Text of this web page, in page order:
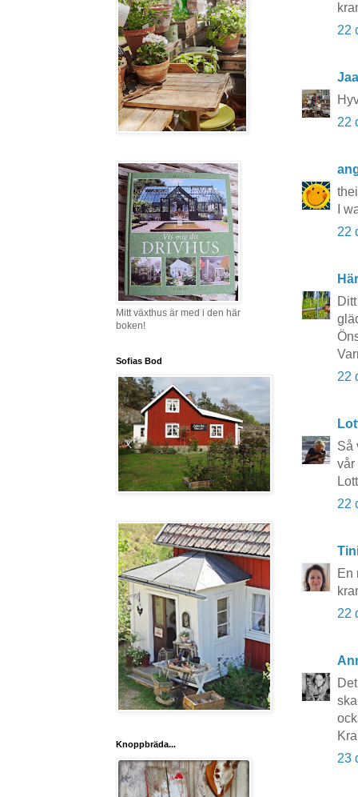
22
22
I
22
22
Så
vår
22
En
22
23
Mitt växthus är med i den här
boken!
Sofias Bod
Knoppbräda...